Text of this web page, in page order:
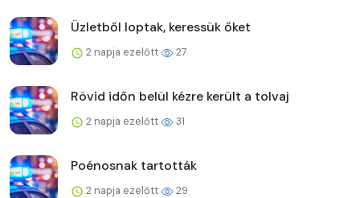
Üzletből loptak, keressük őket
2 napja ezelőtt 27
Rövid időn belül kézre került a tolvaj
2 napja ezelőtt 31
Poénosnak tartották
2 napja ezelőtt 29